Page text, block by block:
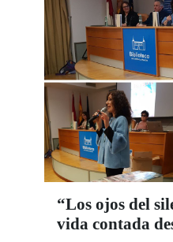
“Los ojos del
vida contada